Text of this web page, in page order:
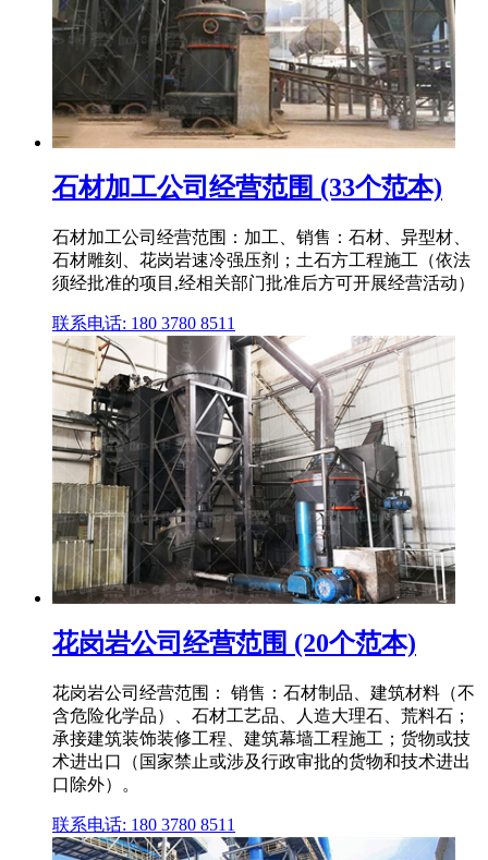
石材加工公司经营范围 (33个范本)
石材加工公司经营范围：加工、销售：石材、异型材、
石材雕刻、花岗岩速冷强压剂；土石方工程施工（依法
须经批准的项目,经相关部门批准后方可开展经营活动）
联系电话: 180 3780 8511
花岗岩公司经营范围 (20个范本)
花岗岩公司经营范围： 销售：石材制品、建筑材料（不
含危险化学品）、石材工艺品、人造大理石、荒料石；
承接建筑装饰装修工程、建筑幕墙工程施工；货物或技
术进出口（国家禁止或涉及行政审批的货物和技术进出
口除外）。
联系电话: 180 3780 8511